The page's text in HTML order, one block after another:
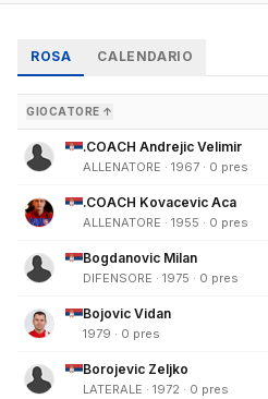
ROSA CALENDARIO
GIOCATORE ↑
.COACH Andrejic Velimir
ALLENATORE · 1967 · 0 pres
.COACH Kovacevic Aca
ALLENATORE · 1955 · 0 pres
Bogdanovic Milan
DIFENSORE · 1975 · 0 pres
Bojovic Vidan
1979 · 0 pres
Borojevic Zeljko
LATERALE · 1972 · 0 pres